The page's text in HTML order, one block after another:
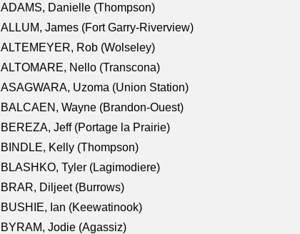
ADAMS, Danielle (Thompson)
ALLUM, James (Fort Garry-Riverview)
ALTEMEYER, Rob (Wolseley)
ALTOMARE, Nello (Transcona)
ASAGWARA, Uzoma (Union Station)
BALCAEN, Wayne (Brandon-Ouest)
BEREZA, Jeff (Portage la Prairie)
BINDLE, Kelly (Thompson)
BLASHKO, Tyler (Lagimodiere)
BRAR, Diljeet (Burrows)
BUSHIE, Ian (Keewatinook)
BYRAM, Jodie (Agassiz)